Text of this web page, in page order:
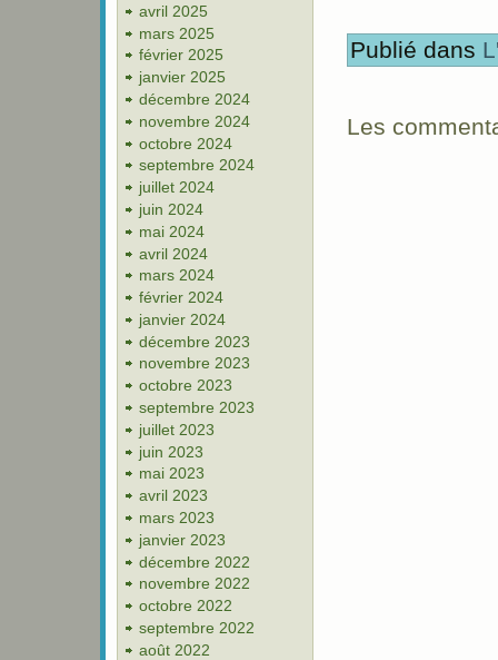
avril 2025
mars 2025
février 2025
janvier 2025
décembre 2024
novembre 2024
octobre 2024
septembre 2024
juillet 2024
juin 2024
mai 2024
avril 2024
mars 2024
février 2024
janvier 2024
décembre 2023
novembre 2023
octobre 2023
septembre 2023
juillet 2023
juin 2023
mai 2023
avril 2023
mars 2023
janvier 2023
décembre 2022
novembre 2022
octobre 2022
septembre 2022
août 2022
Publié dans
Les